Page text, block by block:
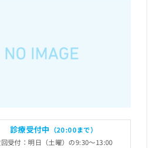
診療受付中 （20:00まで）
受付：明日（土曜）の9:30～13:00